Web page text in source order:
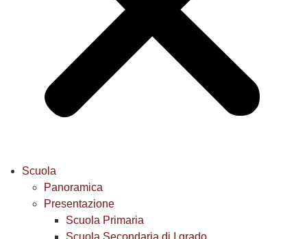
Scuola
Panoramica
Presentazione
Scuola Primaria
Scuola Secondaria di I grado